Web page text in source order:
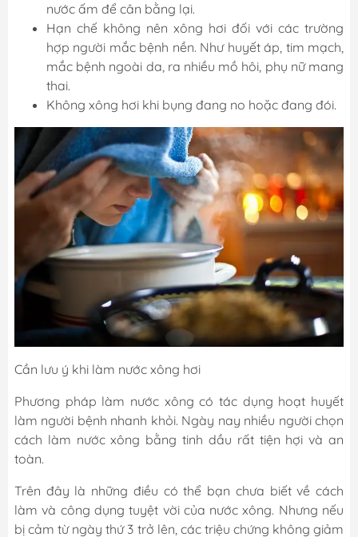
nước ấm để cân bằng lại.
Hạn chế không nên xông hơi đối với các trường
hợp người mắc bệnh nền. Như huyết áp, tim mạch,
mắc bệnh ngoài da, ra nhiều mồ hôi, phụ nữ mang
thai.
Không xông hơi khi bụng đang no hoặc đang đói.
Cần lưu ý khi làm nước xông hơi
Phương pháp làm nước xông có tác dụng hoạt huyết
làm người bệnh nhanh khỏi. Ngày nay nhiều người chọn
cách làm nước xông bằng tinh dầu rất tiện hợi và an
toàn.
Trên đây là những điều có thể bạn chưa biết về cách
làm và công dụng tuyệt vời của nước xông. Nhưng nếu
bị cảm từ ngày thứ 3 trở lên, các triệu chứng không giảm